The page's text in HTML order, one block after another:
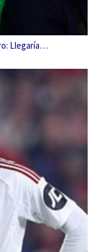
Llegaría…